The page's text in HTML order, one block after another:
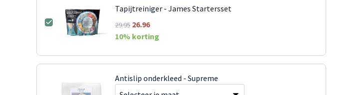
Tapijtreiniger - James Startersset
29.95 26.96
10% korting
Antislip onderkleed - Supreme